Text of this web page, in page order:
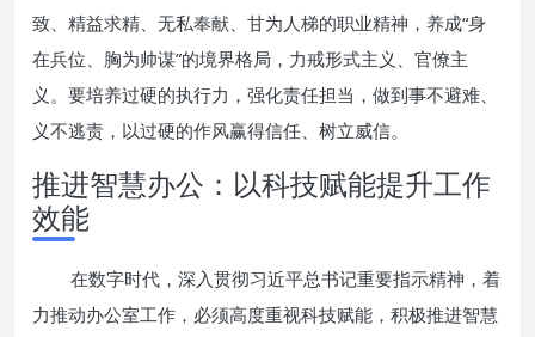
致、精益求精、无私奉献、甘为人梯的职业精神，养成“身
在兵位、胸为帅谋”的境界格局，力戒形式主义、官僚主
义。要培养过硬的执行力，强化责任担当，做到事不避难、
义不逃责，以过硬的作风赢得信任、树立威信。
推进智慧办公：以科技赋能提升工作
效能
在数字时代，深入贯彻习近平总书记重要指示精神，着
力推动办公室工作，必须高度重视科技赋能，积极推进智慧